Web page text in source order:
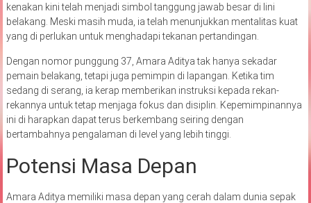
kenakan kini telah menjadi simbol tanggung jawab besar di lini
belakang. Meski masih muda, ia telah menunjukkan mentalitas kuat
yang di perlukan untuk menghadapi tekanan pertandingan.
Dengan nomor punggung 37, Amara Aditya tak hanya sekadar
pemain belakang, tetapi juga pemimpin di lapangan. Ketika tim
sedang di serang, ia kerap memberikan instruksi kepada rekan-
rekannya untuk tetap menjaga fokus dan disiplin. Kepemimpinannya
ini di harapkan dapat terus berkembang seiring dengan
bertambahnya pengalaman di level yang lebih tinggi.
Potensi Masa Depan
Amara Aditya memiliki masa depan yang cerah dalam dunia sepak